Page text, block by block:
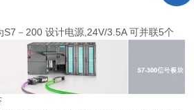
－200 设计电源,24V/3.5A 可并联5个